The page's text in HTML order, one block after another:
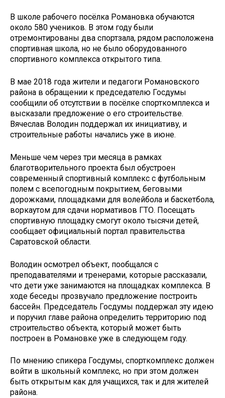
В школе рабочего посёлка Романовка обучаются
около 580 учеников. В этом году были
отремонтированы два спортзала, рядом расположена
спортивная школа, но не было оборудованного
спортивного комплекса открытого типа.
В мае 2018 года жители и педагоги Романовского
района в обращении к председателю Госдумы
сообщили об отсутствии в посёлке спорткомплекса и
высказали предложение о его строительстве.
Вячеслав Володин поддержал их инициативу, и
строительные работы начались уже в июне.
Меньше чем через три месяца в рамках
благотворительного проекта был обустроен
современный спортивный комплекс с футбольным
полем с всепогодным покрытием, беговыми
дорожками, площадками для волейбола и баскетбола,
воркаутом для сдачи нормативов ГТО. Посещать
спортивную площадку смогут около тысячи детей,
сообщает официальный портал правительства
Саратовской области.
Володин осмотрел объект, пообщался с
преподавателями и тренерами, которые рассказали,
что дети уже занимаются на площадках комплекса. В
ходе беседы прозвучало предложение построить
бассейн. Председатель Госдумы поддержал эту идею
и поручил главе района определить территорию под
строительство объекта, который может быть
построен в Романовке уже в следующем году.
По мнению спикера Госдумы, спорткомплекс должен
войти в школьный комплекс, но при этом должен
быть открытым как для учащихся, так и для жителей
района.